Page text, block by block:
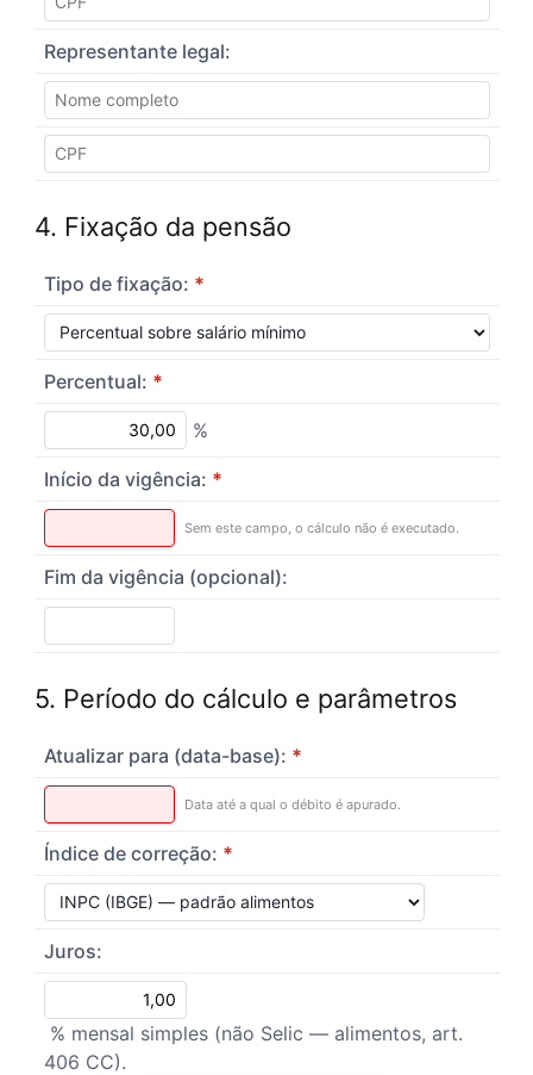
Representante legal:
4. Fixação da pensão
Tipo de fixação: *
Percentual: *
%
Início da vigência: *
Sem este campo, o cálculo não é executado.
Fim da vigência (opcional):
5. Período do cálculo e parâmetros
Atualizar para (data-base): *
Data até a qual o débito é apurado.
Índice de correção: *
Juros:
% mensal simples (não Selic — alimentos, art.
406 CC).